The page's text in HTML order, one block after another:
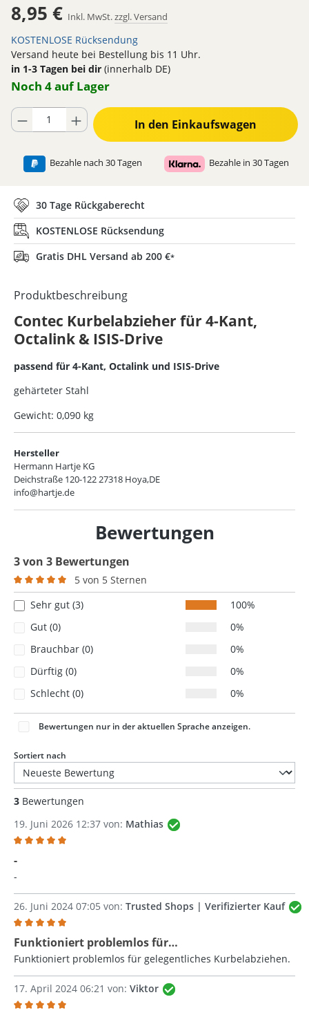
8,95 € Inkl. MwSt.zzgl. Versand
KOSTENLOSE Rücksendung
Versand heute bei Bestellung bis 11 Uhr.
in 1-3 Tagen bei dir (innerhalb DE)
Noch 4 auf Lager
Produkt Anzahl: Gib den gewünschten Wert ein oder benutze die
In den Einkaufswagen
Bezahle nach 30 Tagen Bezahle in 30 Tagen
30 Tage Rückgaberecht
KOSTENLOSE Rücksendung
Gratis DHL Versand ab 200 €*
Produktbeschreibung
Contec Kurbelabzieher für 4-Kant,
Octalink & ISIS-Drive
passend für 4-Kant, Octalink und ISIS-Drive
gehärteter Stahl
Gewicht: 0,090 kg
Hersteller
Hermann Hartje KG
Deichstraße 120-122 27318 Hoya,DE
info@hartje.de
Bewertungen
3 von 3 Bewertungen
Durchschnittliche Bewertung von 5 von 5 Sternen
5 von 5 Sternen
Sehr gut (3)
100%
Gut (0)
0%
Brauchbar (0)
0%
Dürftig (0)
0%
Schlecht (0)
0%
Bewertungen nur in der aktuellen Sprache anzeigen.
Sortiert nach
3 Bewertungen
19. Juni 2026 12:37 von: Mathias
-
-
26. Juni 2024 07:05 von: Trusted Shops | Verifizierter Kauf
Bewertung mit 5 von 5 Sternen
Funktioniert problemlos für…
Funktioniert problemlos für gelegentliches Kurbelabziehen.
17. April 2024 06:21 von: Viktor